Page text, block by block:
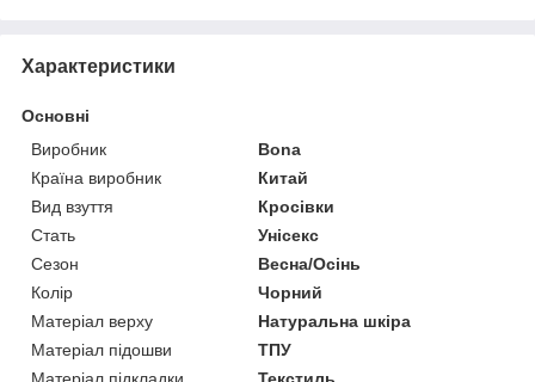
Характеристики
Основні
Виробник
Bona
Країна виробник
Китай
Вид взуття
Кросівки
Стать
Унісекс
Сезон
Весна/Осінь
Колір
Чорний
Матеріал верху
Натуральна шкіра
Матеріал підошви
ТПУ
Матеріал підкладки
Текстиль